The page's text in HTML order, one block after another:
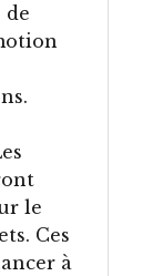
de
le
Ces
à